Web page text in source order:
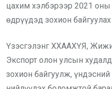
цахим хэлбэрээр 2021
өдрүүдэд зохион
Үзэсгэлэнг ХХААХҮЯ,
Экспорт олон улсын
зохион байгуулж,